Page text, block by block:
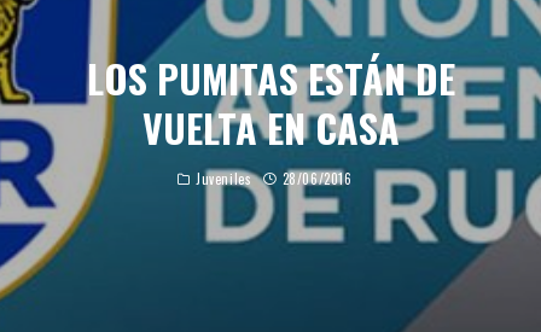
LOS PUMITAS ESTÁN DE
VUELTA EN CASA
Juveniles 28/06/2016